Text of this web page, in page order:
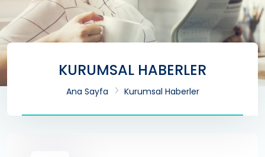
KURUMSAL HABERLER
Ana Sayfa Kurumsal Haberler